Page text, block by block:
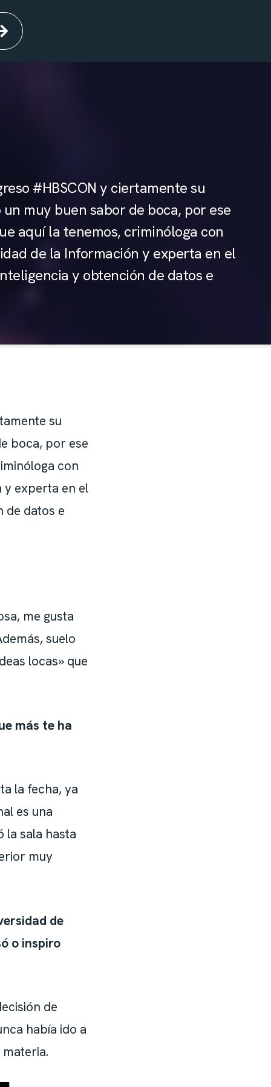
#HBSCON y ciertamente su
muy buen sabor de boca, por ese
aquí la tenemos, criminóloga con
de la Información y experta en el
y obtención de datos e
su
boca, por ese
con
y experta en el
de datos e
me gusta
suelo
locas» que
más te ha
la fecha, ya
es una
la sala hasta
muy
de
o inspiro
de
había ido a